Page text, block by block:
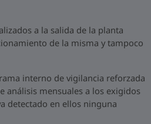
a la salida de la planta
de la misma y tampoco
interno de vigilancia reforzada
análisis mensuales a los exigidos
detectado en ellos ninguna